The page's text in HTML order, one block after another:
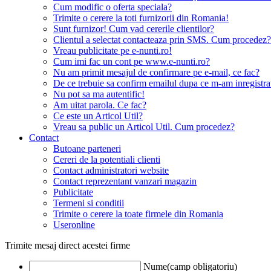
Cum modific o oferta speciala?
Trimite o cerere la toti furnizorii din Romania!
Sunt furnizor! Cum vad cererile clientilor?
Clientul a selectat contacteaza prin SMS. Cum procedez?
Vreau publicitate pe e-nunti.ro!
Cum imi fac un cont pe www.e-nunti.ro?
Nu am primit mesajul de confirmare pe e-mail, ce fac?
De ce trebuie sa confirm emailul dupa ce m-am
Nu pot sa ma autentific!
Am uitat parola. Ce fac?
Ce este un Articol Util?
Vreau sa public un Articol Util. Cum procedez?
Contact
Butoane parteneri
Cereri de la potentiali clienti
Contact administratori website
Contact reprezentant vanzari magazin
Publicitate
Termeni si conditii
Trimite o cerere la toate firmele din Romania
Useronline
Trimite mesaj direct acestei firme
Nume(camp obligatoriu)